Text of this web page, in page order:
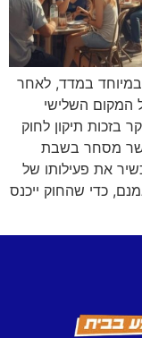
במדד, לאחר
השלישי
בזכות תיקון לחוק
מסחר בשבת
את פעילותו של
כדי שהחוק ייכנס